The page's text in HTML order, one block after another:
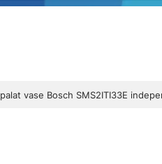
vase Bosch SMS2ITI33E